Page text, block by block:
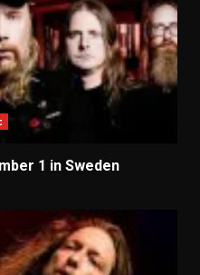
1 in Sweden